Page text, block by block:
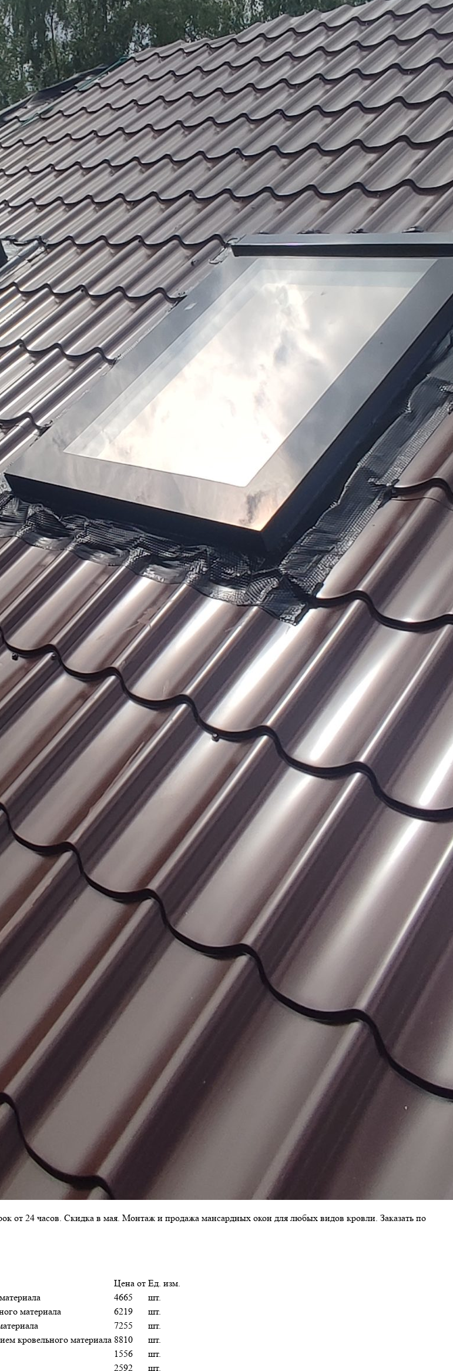
от 24 часов. Скидка в мая. Монтаж и продажа мансардных окон для любых видов кровли. Заказать по
Цена от Ед. изм.
4665
шт.
материала
6219
шт.
7255
шт.
кровельного материала 8810
шт.
1556
шт.
2592 шт.